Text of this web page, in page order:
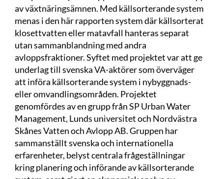
av växtnäringsämnen. Med källsorterande system
menas i den här rapporten system där källsorterat
klosettvatten eller matavfall hanteras separat
utan sammanblandning med andra
avloppsfraktioner. Syftet med projektet var att ge
underlag till svenska VA-aktörer som överväger
att införa källsorterande system i nybyggnads-
eller omvandlingsområden. Projektet
genomfördes av en grupp från SP Urban Water
Management, Lunds universitet och Nordvästra
Skånes Vatten och Avlopp AB. Gruppen har
sammanställt svenska och internationella
erfarenheter, belyst centrala frågeställningar
kring planering och införande av källsorterande